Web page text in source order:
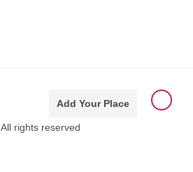
Add Your Place
, All rights reserved